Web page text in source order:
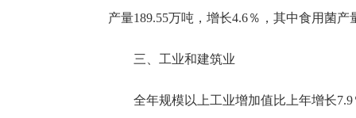
产量189.55万吨，增长4.6％，其中食用菌产
三、工业和建筑业
全年规模以上工业增加值比上年增长7.9